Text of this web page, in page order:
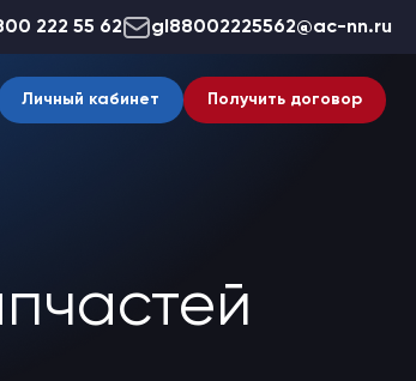
222 55 62 gl88002225562@ac-nn.ru
Личный кабинет Получить договор